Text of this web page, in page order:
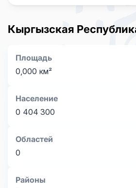
Кыргызская
Площадь
0,000 км²
Население
0 404 300
Областей
0
Районы